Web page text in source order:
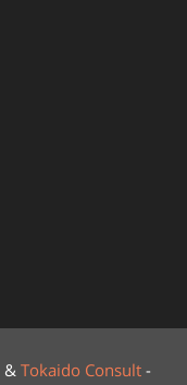
& Tokaido Consult -